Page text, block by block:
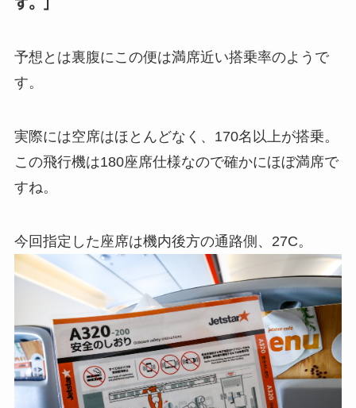
予想とは裏腹にこの便は満席近い搭乗率のようで
す。
実際には空席はほとんどなく、170名以上が搭乗。
この飛行機は180座席仕様なので確かにほぼ満席で
すね。
今回指定した座席は機内後方の通路側、27C。